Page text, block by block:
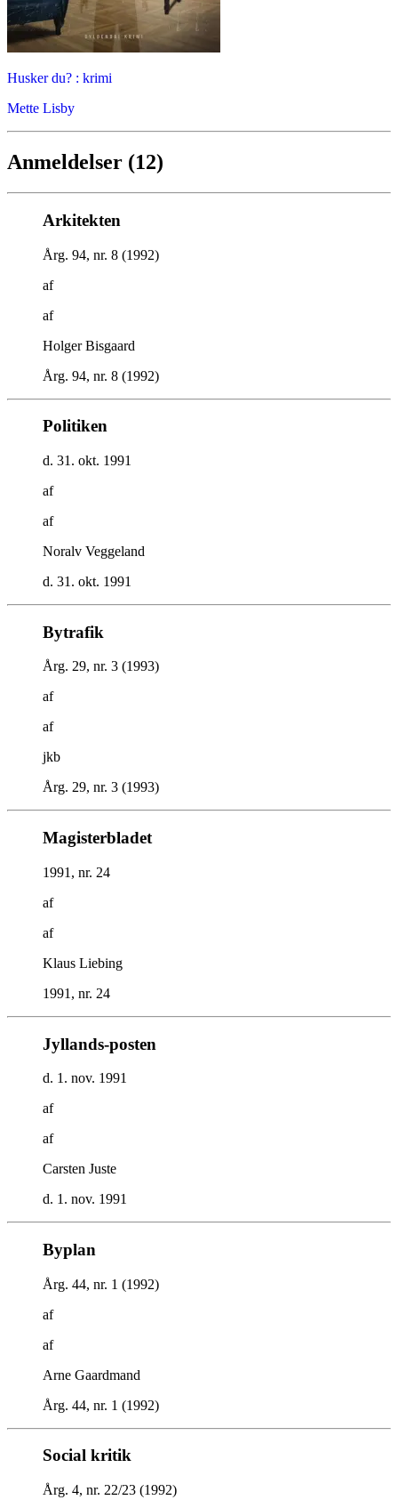
Husker du? : krimi
Mette Lisby
Anmeldelser (12)
Arkitekten
Årg. 94, nr. 8 (1992)
af
af
Holger Bisgaard
Årg. 94, nr. 8 (1992)
Politiken
d. 31. okt. 1991
af
af
Noralv Veggeland
d. 31. okt. 1991
Bytrafik
Årg. 29, nr. 3 (1993)
af
af
jkb
Årg. 29, nr. 3 (1993)
Magisterbladet
1991, nr. 24
af
af
Klaus Liebing
1991, nr. 24
Jyllands-posten
d. 1. nov. 1991
af
af
Carsten Juste
d. 1. nov. 1991
Byplan
Årg. 44, nr. 1 (1992)
af
af
Arne Gaardmand
Årg. 44, nr. 1 (1992)
Social kritik
Årg. 4, nr. 22/23 (1992)